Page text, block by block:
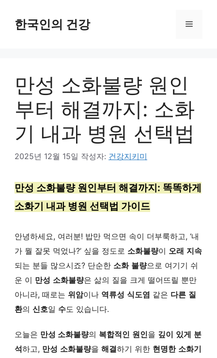
한국인의 건강 메
만성 소화불량 원인
부터 해결까지: 소화
기 내과 병원 선택법
2025년 12월 15일 작성자: 건강지키미
만성 소화불량 원인부터 해결까지: 똑똑하게
소화기 내과 병원 선택법 가이드
안녕하세요, 여러분! 밥만 먹으면 속이 더부룩하고, ‘내
가 뭘 잘못 먹었나?’ 싶을 정도로 소화불량이 오래 지속
되는 분들 많으시죠? 단순한 소화 불량으로 여기기 쉬
운 이 만성 소화불량은 삶의 질을 크게 떨어뜨릴 뿐만
아니라, 때로는 위암이나 역류성 식도염 같은 다른 질
환의 신호일 수도 있습니다.
오늘은 만성 소화불량의 복합적인 원인을 깊이 있게 분
석하고, 만성 소화불량을 해결하기 위한 현명한 소화기